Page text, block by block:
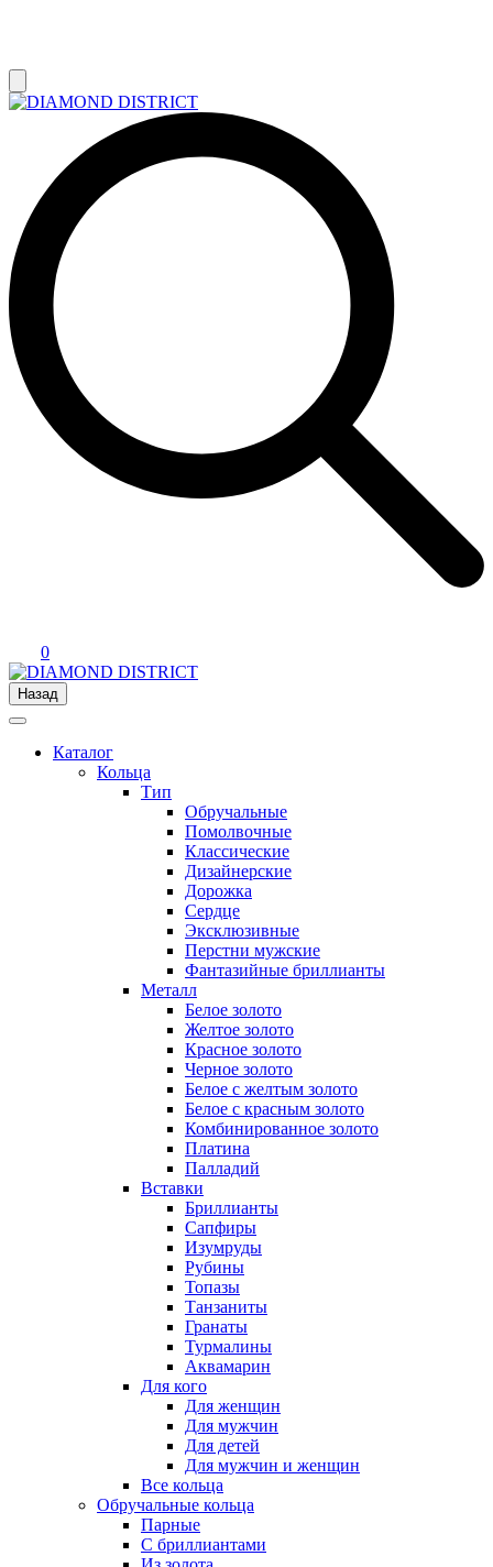
0
Назад
Каталог
Кольца
Тип
Обручальные
Помолвочные
Классические
Дизайнерские
Дорожка
Сердце
Эксклюзивные
Перстни мужские
Фантазийные бриллианты
Металл
Белое золото
Желтое золото
Красное золото
Черное золото
Белое с желтым золото
Белое с красным золото
Комбинированное золото
Платина
Палладий
Вставки
Бриллианты
Сапфиры
Изумруды
Рубины
Топазы
Танзаниты
Гранаты
Турмалины
Аквамарин
Для кого
Для женщин
Для мужчин
Для детей
Для мужчин и женщин
Все кольца
Обручальные кольца
Парные
С бриллиантами